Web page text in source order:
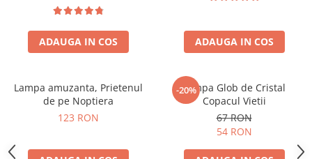
ADAUGA IN COS ADAUGA IN COS
Lampa amuzanta, Prietenul
de pe Noptiera
123 RON
-20%
Lampa Glob de Cristal
Copacul Vietii
67 RON
54 RON